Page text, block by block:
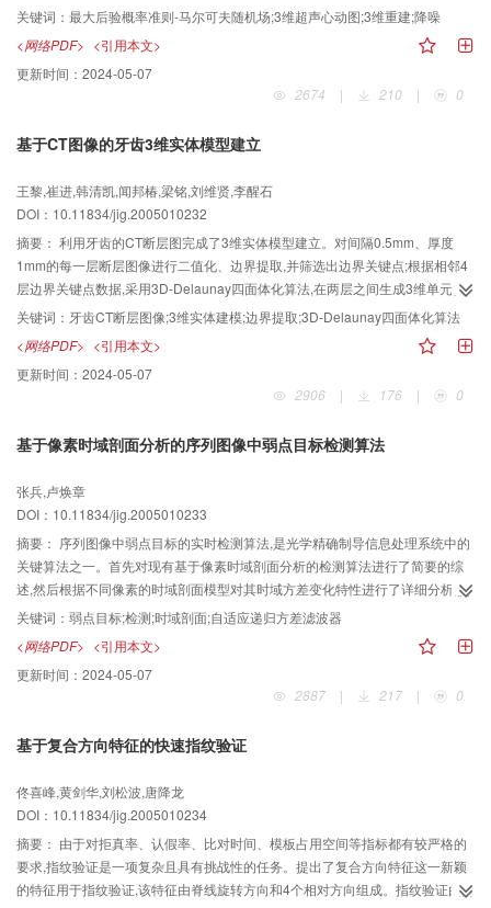
空间,这个向量空间的基函数因支持区域的不同而不同,将Rayle igh分布和G ibbs
分布作为先验知识,通过后验概率最大化(MAP)来估计基函数前的系数,在重建算
法中,通过将邻点联系强度α设定为随梯度的变化而变化,从而达到了保边界的各
向异性滤波特性。采用ICM算法求解这个系数向量。为了提高该算法的效率,又
进一步提出了其改进算法,最后的实验结果显示,这种基于MAP-MRF的重建算法
关键词： 最大后验概率准则-马尔可夫随机场;3维超声心动图;3维重建;降噪
<网络PDF> <引用本文>
更新时间： 2024-05-07
2674
| 210 | 0
基于CT图像的牙齿3维实体模型建立
王黎,崔进,韩清凯,闻邦椿,梁铭,刘维贤,李醒石
DOI：10.11834/jig.2005010232
摘要： 利用牙齿的CT断层图完成了3维实体模型建立。对间隔0.5mm、厚度
1mm的每一层断层图像进行二值化、边界提取,并筛选出边界关键点;根据相邻4
层边界关键点数据,采用3D-Delaunay四面体化算法,在两层之间生成3维单元实
体;根据估算外法线向量与球心顶点向量的内积正负情况对每个单元实体的有效
性进行检查;把全部有效实体单元进行3维实体布尔运算,得到牙齿的实体模型。
实例证明这种方法简便有效。
关键词： 牙齿CT断层图像;3维实体建模;边界提取;3D-Delaunay四面体化算法
<网络PDF> <引用本文>
更新时间： 2024-05-07
2906
| 176 | 0
基于像素时域剖面分析的序列图像中弱点目标检测算法
张兵,卢焕章
DOI：10.11834/jig.2005010233
摘要： 序列图像中弱点目标的实时检测算法,是光学精确制导信息处理系统中的
关键算法之一。首先对现有基于像素时域剖面分析的检测算法进行了简要的综
述,然后根据不同像素的时域剖面模型对其时域方差变化特性进行了详细分析,提
出了一种基于自适应递归方差滤波器的检测算法。对仿真时域序列与真实图像
数据进行实验,结果表明该算法可实现检测弱点目标。考虑到该算法可并行、递
归计算,因此它在实时制导系统中有良好的应用潜力。
关键词： 弱点目标;检测;时域剖面;自适应递归方差滤波器
<网络PDF> <引用本文>
更新时间： 2024-05-07
2887
| 217 | 0
基于复合方向特征的快速指纹验证
佟喜峰,黄剑华,刘松波,唐降龙
DOI：10.11834/jig.2005010234
摘要： 由于对拒真率、认假率、比对时间、模板占用空间等指标都有较严格的
要求,指纹验证是一项复杂且具有挑战性的任务。提出了复合方向特征这一新颖
的特征用于指纹验证,该特征由脊线旋转方向和4个相对方向组成。指纹验证由两